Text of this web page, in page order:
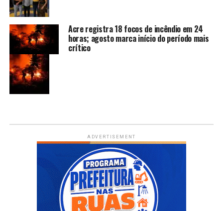
Acre registra 18 focos de incêndio em 24
horas; agosto marca início do período mais
crítico
ADVERTISEMENT